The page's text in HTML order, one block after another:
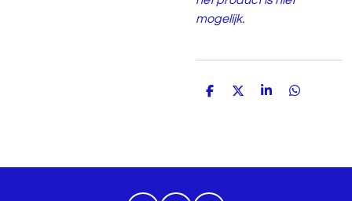
mogelijk.
D
D
S
D